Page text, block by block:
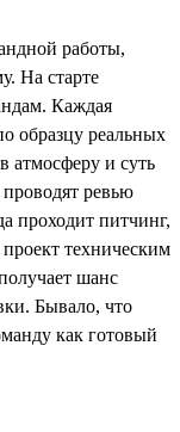
работы,
На старте
Каждая
образцу реальных
атмосферу и суть
ревью
проходит питчинг,
проект техническим
шанс
Бывало, что
как готовый